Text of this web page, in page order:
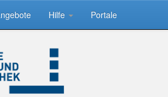
Hilfe Portale